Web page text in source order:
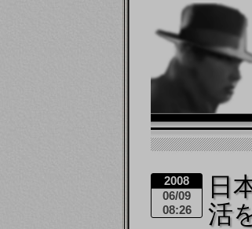
2008
06/09
08:26
日
活